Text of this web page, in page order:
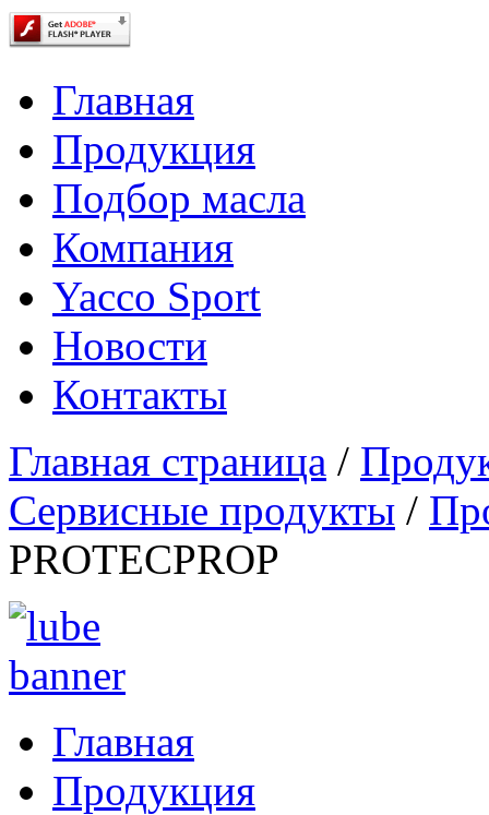
Главная
Продукция
Подбор масла
Компания
Yacco Sport
Новости
Контакты
Главная страница /
Сервисные продукты /
PROTECPROP
Главная
Продукция